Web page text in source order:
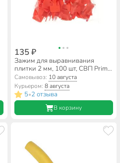
135 ₽
Зажим для выравнивания
плитки 2 мм, 100 шт, СВП Prime,
3D Krestiki, 00-00002089
Самовывоз: 10 августа
Курьером: 8 августа
5•2 отзыва
В корзину